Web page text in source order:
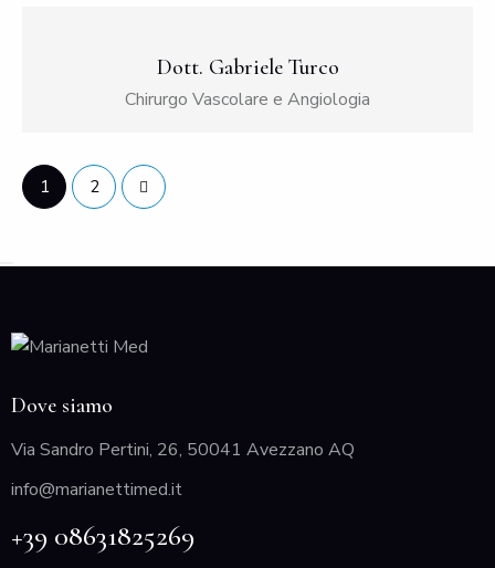
Dott. Gabriele Turco
Chirurgo Vascolare e Angiologia
1 2
Dove siamo
Via Sandro Pertini, 26, 50041 Avezzano AQ
info@marianettimed.it
+39 08631825269